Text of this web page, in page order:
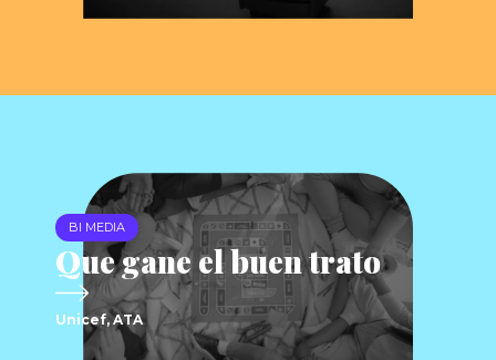
BI MEDIA
Que gane el buen trato
Unicef, ATA